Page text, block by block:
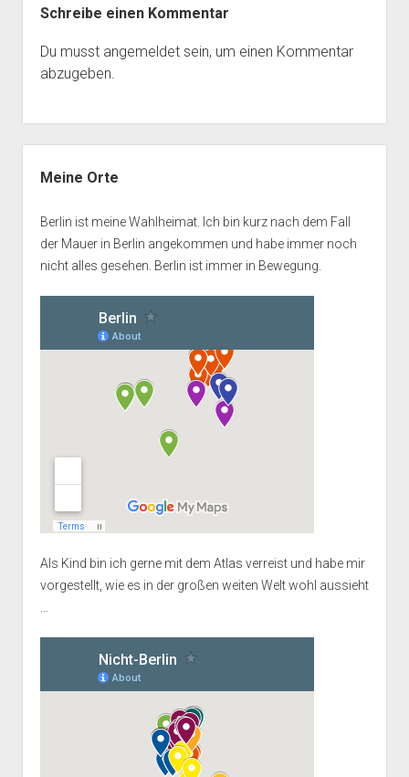
Schreibe einen Kommentar
Du musst angemeldetsein, um einen Kommentar
abzugeben.
Meine Orte
Berlin ist meine Wahlheimat. Ich bin kurz nach dem Fall
der Mauer in Berlin angekommen und habe immer noch
nicht alles gesehen. Berlin ist immer in Bewegung.
Als Kind bin ich gerne mit dem Atlas verreist und habe mir
vorgestellt, wie es in der großen weiten Welt wohl aussieht